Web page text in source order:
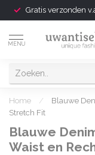
Gratis verzonden
MENU
Home /
Blauwe
Stretch Fit
Blauwe
Waist en